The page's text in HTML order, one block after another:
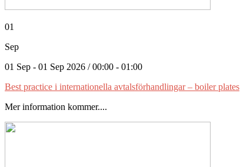
01
Sep
01 Sep - 01 Sep 2026 / 00:00 - 01:00
Best practice i internationella avtalsförhandlingar – boiler plates
Mer information kommer....